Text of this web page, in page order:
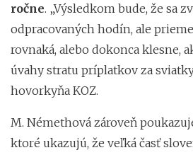
ročne. „Výsledkom bude, že sa
odpracovaných hodín, ale
rovnaká, alebo dokonca klesne,
úvahy stratu príplatkov za
hovorkyňa KOZ.
M. Némethová zároveň
ktoré ukazujú, že veľká časť